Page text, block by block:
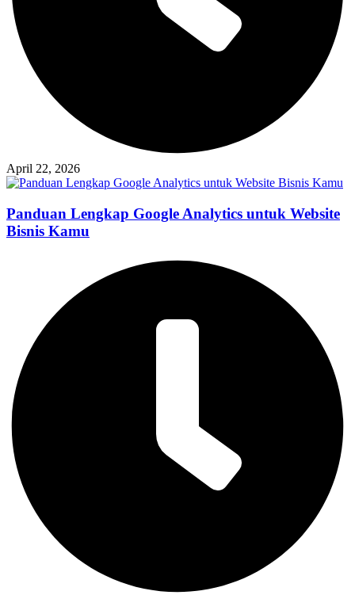
April 22, 2026
Panduan Lengkap Google Analytics untuk Website
Bisnis Kamu